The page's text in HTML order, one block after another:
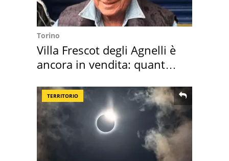
Torino
Villa Frescot degli Agnelli è
ancora in vendita: quanto
TERRITORIO